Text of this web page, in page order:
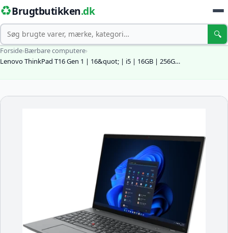
♻️Brugtbutikken.dk
Søg 🔍
Forside›Bærbare computere›
Lenovo ThinkPad T16 Gen 1 | 16&quot; | i5 | 16GB | 256G…